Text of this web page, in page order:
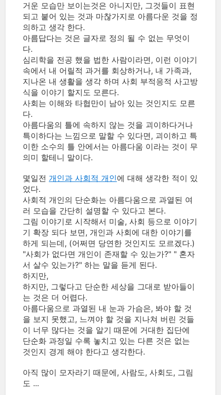
거운 모습만 보이는것은 아니지만, 그것들이 표현
되고 붙어 있는 것과 마찮가지로 아름다운 것을 정
의하고 생각 한다.
아름답다는 것은 글자로 정의 될 수 없는 무엇이
다.
심리학을 전공 했을 법한 사람이라면, 이런 이야기
속에서 내 어릴적 과거를 회상하거나, 내 가족과,
지나온 내 생활을 생각 하며 사회 부적응적 사고방
식을 이야기 할지도 모른다.
사회는 이해와 타협만이 남아 있는 것인지도 모른
다.
아름다움의 틀에 속하지 않는 것을 괴이하다거나
특이하다는 느낌으로 말할 수 있다면, 괴이하고 특
이한 소수의 틀 안에서는 아름다움 이라는 것이 무
의미 할테니 말이다.
몇일전 개인과 사회적 개인에 대해 생각한 적이 있
었다.
사회적 개인의 단순화는 아름다움으로 과열된 여
러 모습을 간단히 설명할 수 있다고 본다.
그림 이야기로 시작해서 미술, 사회 등으로 이야기
기 확장 되다 보면, 개인과 사회에 대한 이야기를
하게 되는데, (어쩌면 당연한 것인지도 모르겠다.)
"사회가 없다면 개인이 존재할 수 있는가?" " 혼자
서 살수 있는가?" 하는 말을 듣게 된다.
하지만,
하지만, 그렇다고 단순한 세상을 그대로 받아들이
는 것은 더 어렵다.
아름다움으로 과열된 내 눈과 가슴은, 봐야 할 것
을 보지 못했고, 느껴야 할 것을 지나쳐 버린 것들
이 너무 많다는 것을 알기 때문에 거대한 집단에
단순화 과정일 수록 놓치고 있는 다른 것은 없는
것인지 경계 해야 한다고 생각한다.
아직 많이 모자라기 때문에, 사람도, 사회도, 그림
도 ...